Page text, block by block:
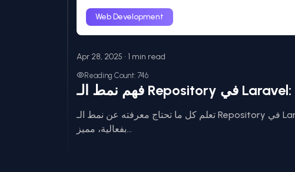
Web Development
Apr 28, 2025 • 1 min read
Reading Count: 746
تعلم كل ما تحتاج معرفته عن نمط الـ Repository في Laravel. هذا الدليل يشرح كيفية تنفيذه
بفعالية، مميز...